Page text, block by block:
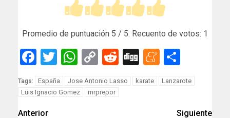
Promedio de puntuación 5 / 5. Recuento de votos: 1
Facebook
Twitter
WhatsApp
Copy
Link
Reddit
Digg
Tags: España Jose Antonio Lasso karate
Lanzarote
Luis Ignacio Gomez
mrprepor
Anterior Siguiente